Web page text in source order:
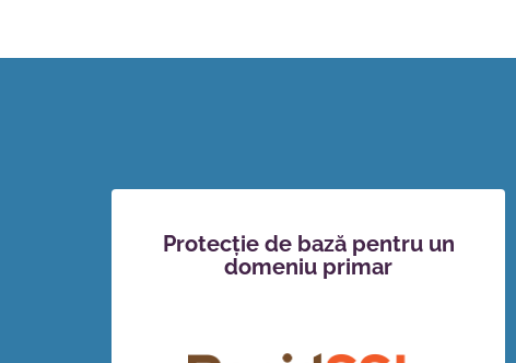
Protecție de bază pentru un
domeniu primar